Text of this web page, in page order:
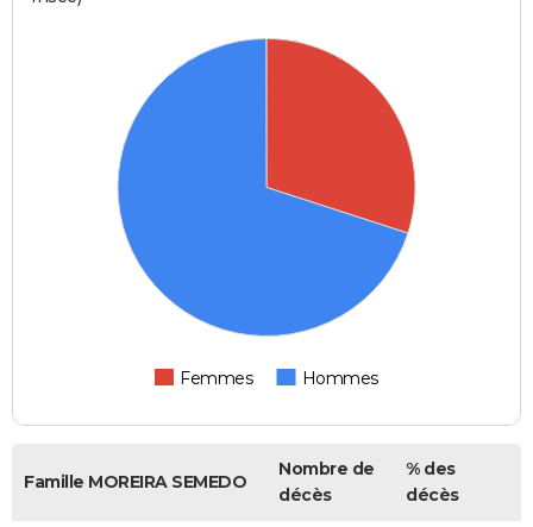
Femmes Hommes
Famille MOREIRA SEMEDO
Nombre de
décès
% des
décès